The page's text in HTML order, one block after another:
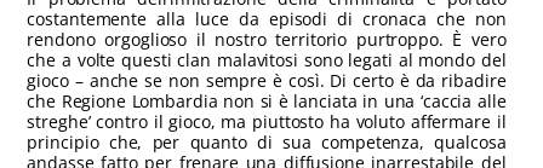
costantemente alla luce da episodi di cronaca che non
rendono orgoglioso il nostro territorio purtroppo. È vero
che a volte questi clan malavitosi sono legati al mondo del
gioco – anche se non sempre è così. Di certo è da ribadire
che Regione Lombardia non si è lanciata in una ‘caccia alle
streghe’ contro il gioco, ma piuttosto ha voluto affermare il
principio che, per quanto di sua competenza, qualcosa
andasse fatto per frenare una diffusione inarrestabile del